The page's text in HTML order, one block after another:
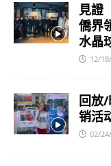
見證
僑界
水晶
12/
回放/
销活
02/